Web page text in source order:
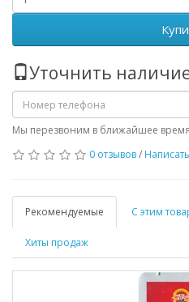
Уточнить
Мы перезвоним в ближайшее время
0 отзывов/
Рекомендуемые С этим
Хиты продаж